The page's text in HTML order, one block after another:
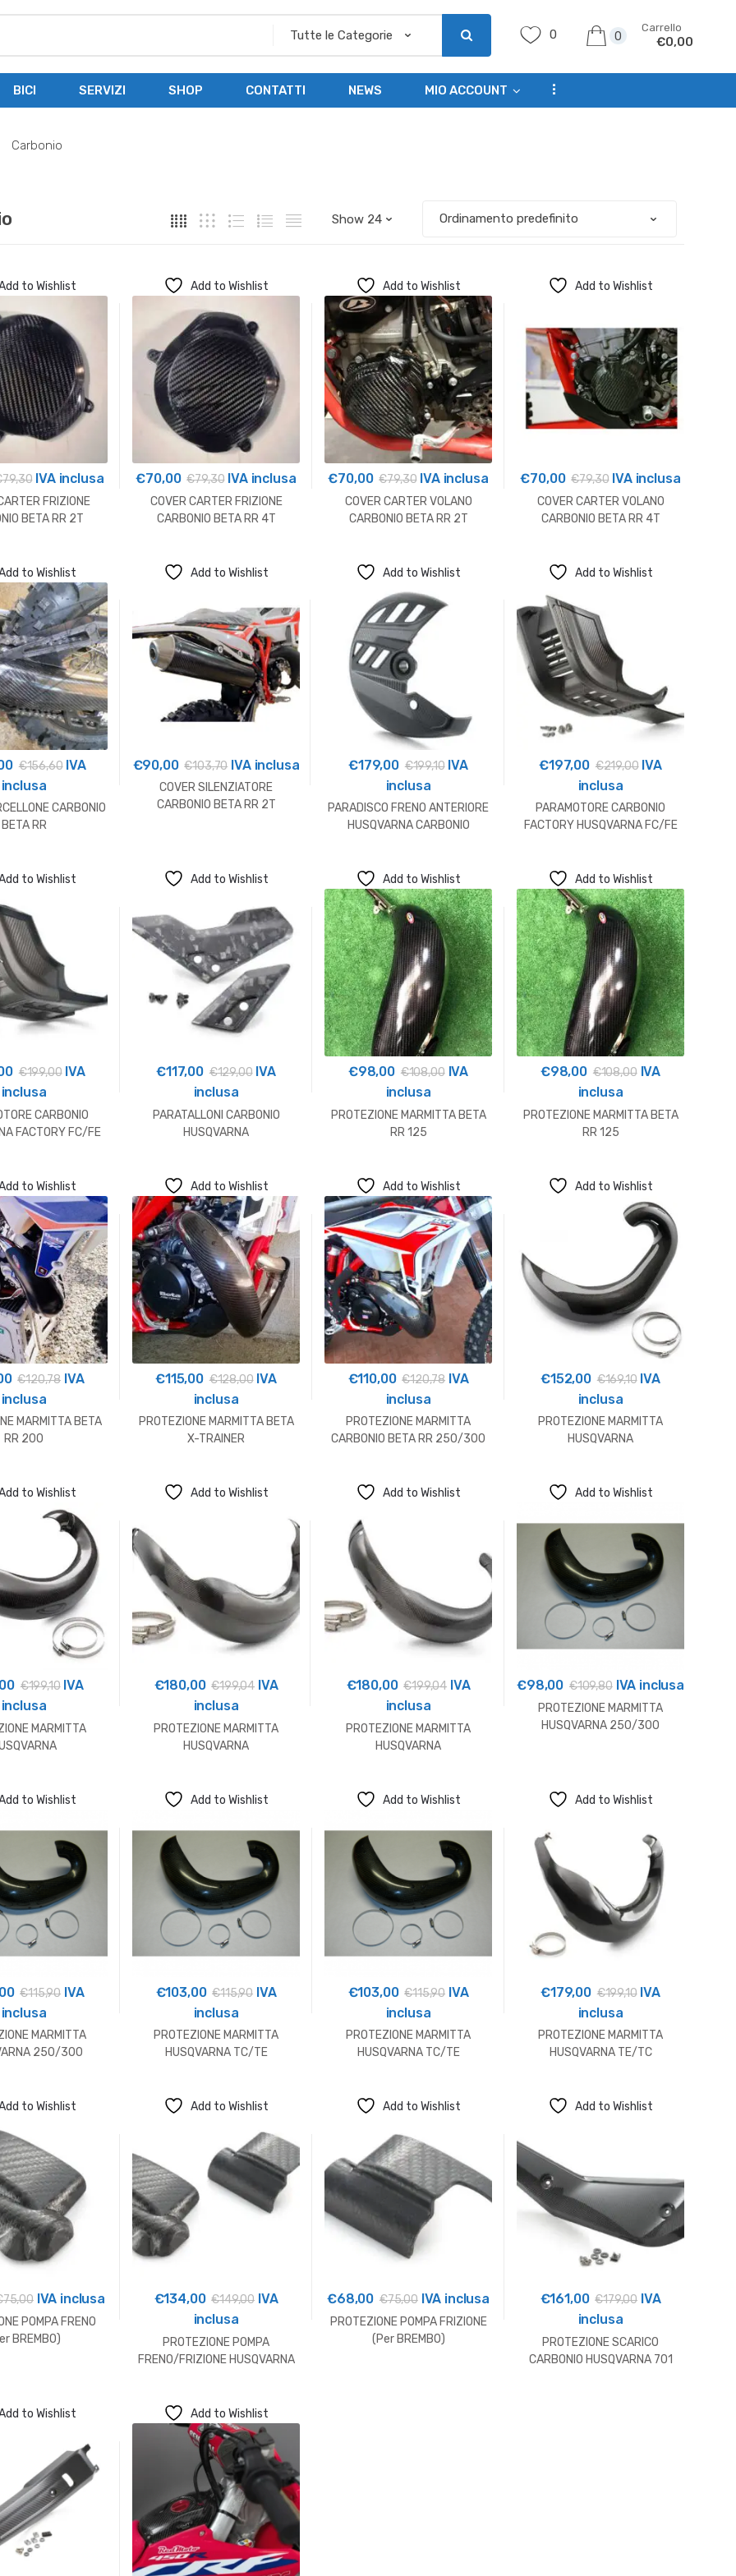
0 0
Carrello
€0,00
BICI SERVIZI SHOP CONTATTI NEWS MIO ACCOUNT ...
Carbonio
to Wishlist
79,30IVA inclusa
FRIZIONE
BETA RR 2T
Add to Wishlist
€70,00 €79,30IVA inclusa
COVER CARTER FRIZIONE
CARBONIO BETA RR 4T
Add to Wishlist
€70,00 €79,30IVA inclusa
COVER CARTER VOLANO
CARBONIO BETA RR 2T
Add to Wishlist
€70,00 €79,30IVA inclusa
COVER CARTER VOLANO
CARBONIO BETA RR 4T
to Wishlist
€156,60IVA
inclusa
CARBONIO
BETA RR
Add to Wishlist
€90,00 €103,70 IVA inclusa
COVER SILENZIATORE
CARBONIO BETA RR 2T
Add to Wishlist
€179,00 €199,10IVA
inclusa
PARADISCO FRENO ANTERIORE
HUSQVARNA CARBONIO
Add to Wishlist
€197,00 €219,00IVA
inclusa
PARAMOTORE CARBONIO
FACTORY HUSQVARNA FC/FE
to Wishlist
€199,00IVA
inclusa
CARBONIO
FACTORY FC/FE
Add to Wishlist
€117,00 €129,00IVA
inclusa
PARATALLONI CARBONIO
HUSQVARNA
Add to Wishlist
€98,00 €108,00IVA
inclusa
PROTEZIONE MARMITTA BETA
RR 125
Add to Wishlist
€98,00 €108,00IVA
inclusa
PROTEZIONE MARMITTA BETA
RR 125
to Wishlist
€120,78 IVA
inclusa
MARMITTA BETA
RR 200
Add to Wishlist
€115,00 €128,00IVA
inclusa
PROTEZIONE MARMITTA BETA
X-TRAINER
Add to Wishlist
€110,00 €120,78 IVA
inclusa
PROTEZIONE MARMITTA
CARBONIO BETA RR 250/300
Add to Wishlist
€152,00 €169,10IVA
inclusa
PROTEZIONE MARMITTA
HUSQVARNA
to Wishlist
€199,10IVA
inclusa
MARMITTA
Add to Wishlist
€180,00 €199,04 IVA
inclusa
PROTEZIONE MARMITTA
HUSQVARNA
Add to Wishlist
€180,00 €199,04 IVA
inclusa
PROTEZIONE MARMITTA
HUSQVARNA
Add to Wishlist
€98,00 €109,80IVA inclusa
PROTEZIONE MARMITTA
HUSQVARNA 250/300
to Wishlist
€115,90 IVA
inclusa
MARMITTA
250/300
Add to Wishlist
€103,00 €115,90 IVA
inclusa
PROTEZIONE MARMITTA
HUSQVARNA TC/TE
Add to Wishlist
€103,00 €115,90 IVA
inclusa
PROTEZIONE MARMITTA
HUSQVARNA TC/TE
Add to Wishlist
€179,00 €199,10IVA
inclusa
PROTEZIONE MARMITTA
HUSQVARNA TE/TC
to Wishlist
75,00IVA inclusa
POMPA FRENO
BREMBO)
Add to Wishlist
€134,00 €149,00 IVA
inclusa
PROTEZIONE POMPA
FRENO/FRIZIONE HUSQVARNA
Add to Wishlist
€68,00 €75,00IVA inclusa
PROTEZIONE POMPA FRIZIONE
(Per BREMBO)
Add to Wishlist
€161,00 €179,00 IVA
inclusa
PROTEZIONE SCARICO
CARBONIO HUSQVARNA 701
to Wishlist Add to Wishlist